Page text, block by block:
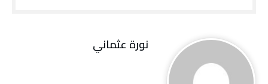
نورة‭ ‬عثماني‭